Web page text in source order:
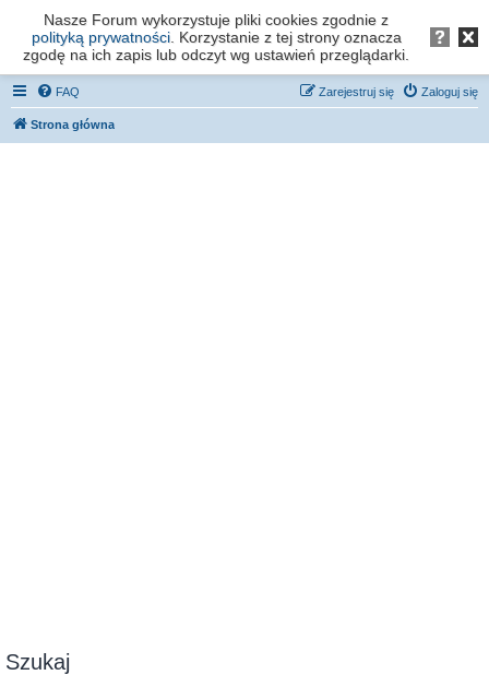
Forum os. Stefana Batorego - Poznań
FAQ Zaloguj się
Zarejestruj się
Strona główna
Szukaj
Nasze Forum wykorzystuje pliki cookies zgodnie z
polityką prywatności. Korzystanie z tej strony oznacza
zgodę na ich zapis lub odczyt wg ustawień przeglądarki.